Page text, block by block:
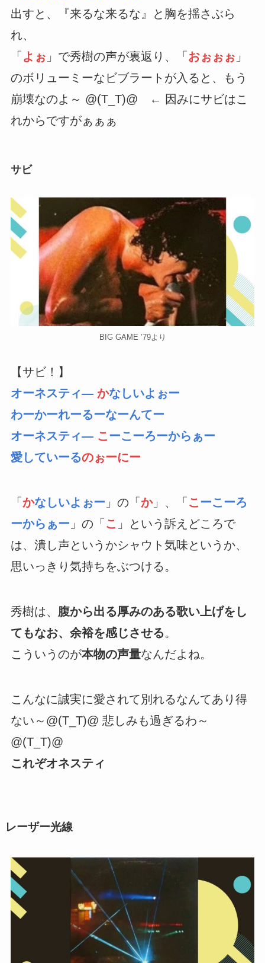
出すと、『来るな来るな』と胸を揺さぶら
れ、
「 よぉ 」で秀樹の声が裏返り、「 おぉぉぉ 」
のボリューミーなビブラートが入ると、もう
崩壊なのよ～ @(T_T)@ ← 因みにサビはこ
れからですがぁぁぁ
サビ
BIG GAME ’79より
【サビ！】
オーネスティ― かなしいよぉー
わーかーれーるーなーんてー
オーネスティ― こーこーろーからぁー
愛していーるのぉーにー
「 かなしいよぉー 」の「 か」、「 こーこーろ
ーからぁー 」の「 こ 」という訴えどころで
は、潰し声というかシャウト気味というか、
思いっきり気持ちをぶつける。
秀樹は、 腹から出る厚みのある歌い上げをし
てもなお、余裕を感じさせる。
こういうのが本物の声量なんだよね。
こんなに誠実に愛されて別れるなんてあり得
ない～@(T_T)@ 悲しみも過ぎるわ～
@(T_T)@
これぞオネスティ
レーザー光線